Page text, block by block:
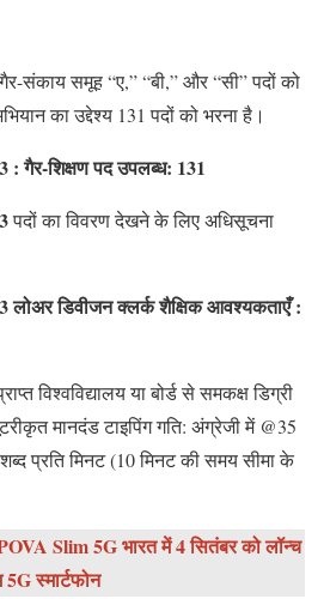
संकाय समूह “ए,” “बी,” और “सी” पदों को
का उद्देश्य 131 पदों को भरना है।
गैर-शिक्षण पद उपलब्ध: 131
पदों का विवरण देखने के लिए अधिसूचना
डिवीजन क्लर्क शैक्षिक आवश्यकताएँ :
विश्वविद्यालय या बोर्ड से समकक्ष डिग्री
मानदंड टाइपिंग गति: अंग्रेजी में @35
शब्द प्रति मिनट (10 मिनट की समय सीमा के
Slim 5G भारत में 4 सितंबर को लॉन्च
स्मार्टफोन